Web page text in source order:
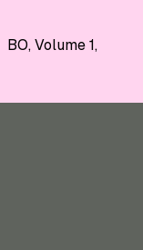
BO, Volume 1,